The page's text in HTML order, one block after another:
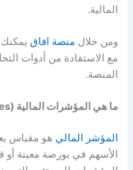
المالية.
ومن خلال منصة افاقيمكنك
مع الاستفادة من أدوات
المنصة.
ما هي المؤشرات المالية (Indices) وأهم مصطلحاتها؟
المؤشر المالي هو مقياس
الأسهم في بورصة معينة أو